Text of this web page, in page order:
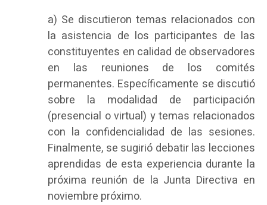
a) Se discutieron temas relacionados con
la asistencia de los participantes de las
constituyentes en calidad de observadores
en las reuniones de los comités
permanentes. Específicamente se discutió
sobre la modalidad de participación
(presencial o virtual) y temas relacionados
con la confidencialidad de las sesiones.
Finalmente, se sugirió debatir las lecciones
aprendidas de esta experiencia durante la
próxima reunión de la Junta Directiva en
noviembre próximo.